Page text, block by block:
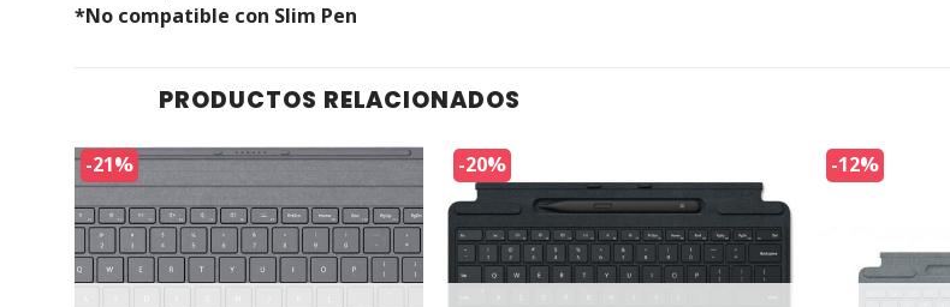
*No compatible con Slim Pen
PRODUCTOS RELACIONADOS
-21% -20% -12%